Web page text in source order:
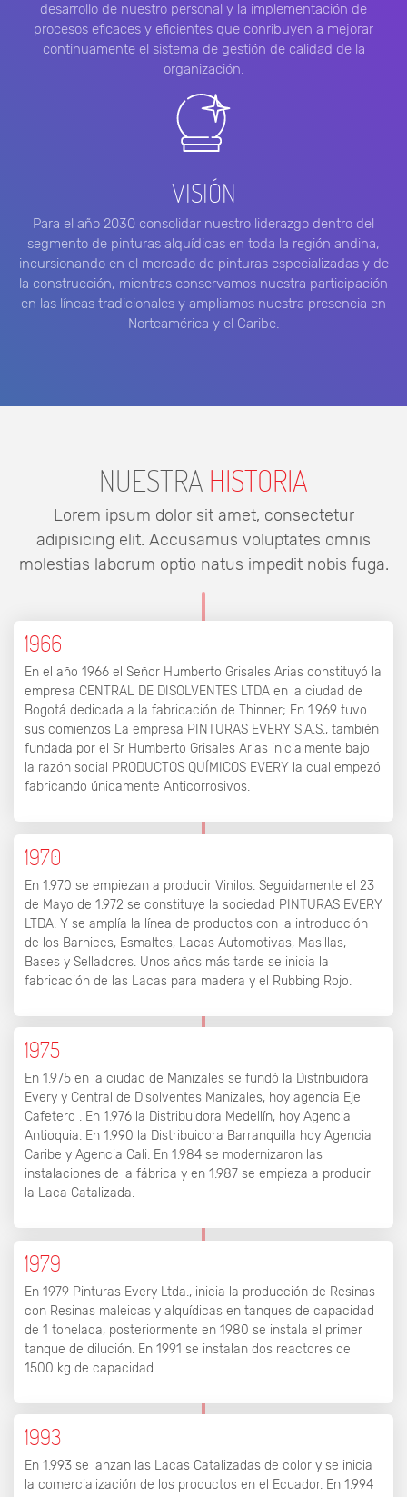
desarrollo de nuestro personal y la implementación de
procesos eficaces y eficientes que conribuyen a mejorar
continuamente el sistema de gestión de calidad de la
organización.
VISIÓN
Para el año 2030 consolidar nuestro liderazgo dentro del
segmento de pinturas alquídicas en toda la región andina,
incursionando en el mercado de pinturas especializadas y de
la construcción, mientras conservamos nuestra participación
en las líneas tradicionales y ampliamos nuestra presencia en
Norteamérica y el Caribe.
NUESTRA HISTORIA
Lorem ipsum dolor sit amet, consectetur
adipisicing elit. Accusamus voluptates omnis
molestias laborum optio natus impedit nobis fuga.
1966
En el año 1966 el Señor Humberto Grisales Arias constituyó la
empresa CENTRAL DE DISOLVENTES LTDA en la ciudad de
Bogotá dedicada a la fabricación de Thinner; En 1.969 tuvo
sus comienzos La empresa PINTURAS EVERY S.A.S., también
fundada por el Sr Humberto Grisales Arias inicialmente bajo
la razón social PRODUCTOS QUÍMICOS EVERY la cual empezó
fabricando únicamente Anticorrosivos.
1970
En 1.970 se empiezan a producir Vinilos. Seguidamente el 23
de Mayo de 1.972 se constituye la sociedad PINTURAS EVERY
LTDA. Y se amplía la línea de productos con la introducción
de los Barnices, Esmaltes, Lacas Automotivas, Masillas,
Bases y Selladores. Unos años más tarde se inicia la
fabricación de las Lacas para madera y el Rubbing Rojo.
1975
En 1.975 en la ciudad de Manizales se fundó la Distribuidora
Every y Central de Disolventes Manizales, hoy agencia Eje
Cafetero . En 1.976 la Distribuidora Medellín, hoy Agencia
Antioquia. En 1.990 la Distribuidora Barranquilla hoy Agencia
Caribe y Agencia Cali. En 1.984 se modernizaron las
instalaciones de la fábrica y en 1.987 se empieza a producir
la Laca Catalizada.
1979
En 1979 Pinturas Every Ltda., inicia la producción de Resinas
con Resinas maleicas y alquídicas en tanques de capacidad
de 1 tonelada, posteriormente en 1980 se instala el primer
tanque de dilución. En 1991 se instalan dos reactores de
1500 kg de capacidad.
1993
En 1.993 se lanzan las Lacas Catalizadas de color y se inicia
la comercialización de los productos en el Ecuador. En 1.994